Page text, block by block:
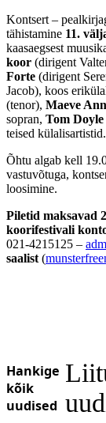
Kontsert –
tähistamine 11.
kaasaegsest
koor (dirigent
Forte (dirigent
Jacob), koos
(tenor), Maeve
sopran, Tom Doyle
teised külalisartistid.
Õhtu algab kell
vastuvõtuga,
loosimine.
Piletid maksavad
koorifestivali
021-4215125 –
saalist (
Hankige
kõik
uudised